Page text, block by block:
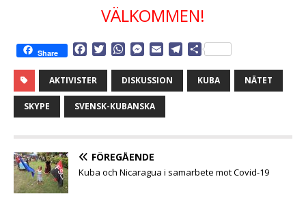
VÄLKOMMEN!
Share
c
e
b
o
t
t
e
W
a
t
s
A
M
s
s
e
n
r
a
i
e
D
l
a
AKTIVISTER DISKUSSION KUBA NÄTET
SKYPE SVENSK-KUBANSKA
FÖREGÅENDE
Kuba och Nicaragua i samarbete mot Covid-19